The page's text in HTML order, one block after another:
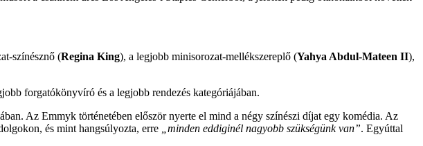
színésznő (Regina King), a legjobb minisorozat-mellékszereplő (Yahya Abdul-Mateen II),
forgatókönyvíró és a legjobb rendezés kategóriájában.
Az Emmyk történetében először nyerte el mind a négy színészi díjat egy komédia. Az
és mint hangsúlyozta, erre „minden eddiginél nagyobb szükségünk van”. Egyúttal